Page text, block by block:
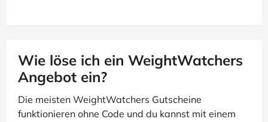
Wie löse ich ein WeightWatchers
Angebot ein?
Die meisten WeightWatchers Gutscheine
funktionieren ohne Code und du kannst mit einem